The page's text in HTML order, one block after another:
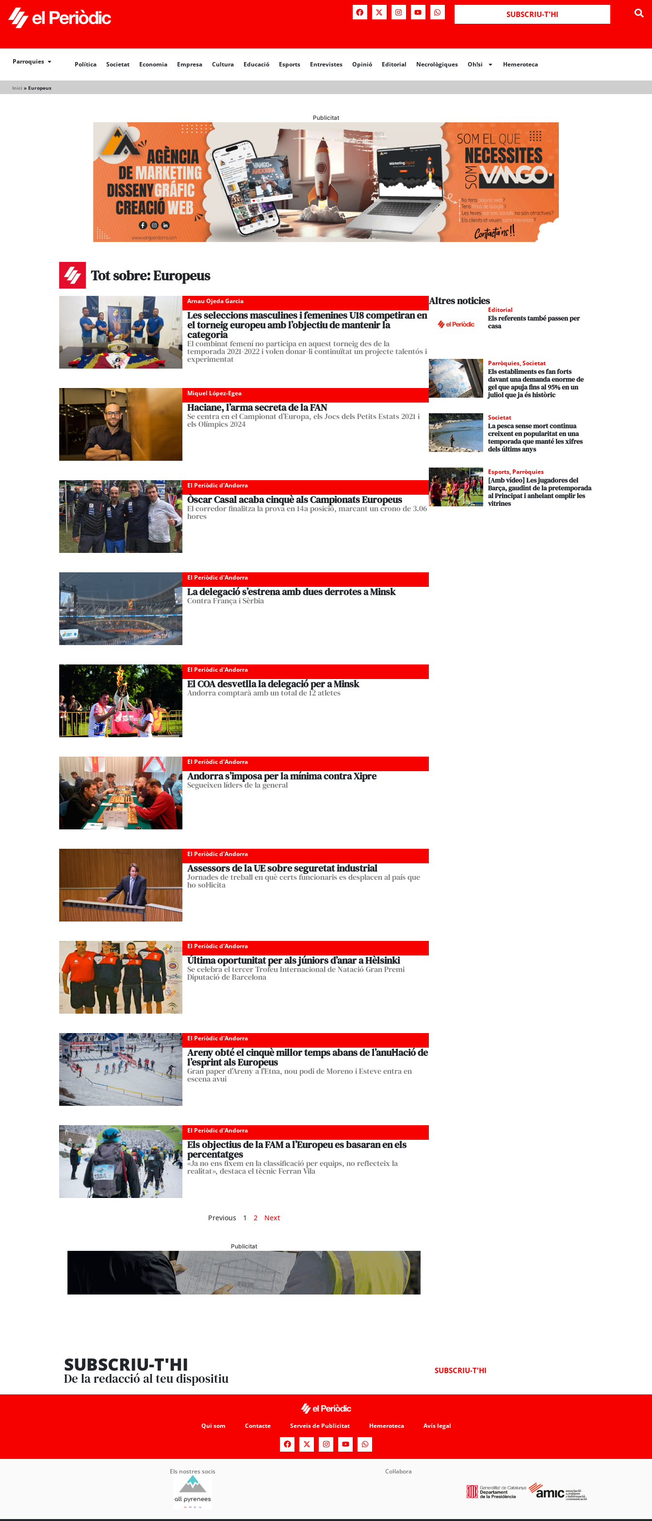
SUBSCRIU-T'HI
Parroquies Política Societat Economia Empresa Cultura Educació Esports Entrevistes Opinió Editorial Necrològiques Oh!si Hemeroteca
Inici » Europeus
Política Societat Opinió Editorial Necrològiques Hemeroteca
Publicitat
Tot sobre: Europeus
Arnau Ojeda Garcia
Les seleccions masculines i femenines U18 competiran en
el torneig europeu amb l’objectiu de mantenir la
categoria
El combinat femení no participa en aquest torneig des de la
temporada 2021-2022 i volen donar-li continuïtat un projecte talentós i
experimentat
Miquel López-Egea
Haciane, l’arma secreta de la FAN
Se centra en el Campionat d’Europa, els Jocs dels Petits Estats 2021 i
els Olímpics 2024
El Periòdic d'Andorra
Òscar Casal acaba cinquè als Campionats Europeus
El corredor finalitza la prova en 14a posició, marcant un crono de 3.06
hores
El Periòdic d'Andorra
La delegació s’estrena amb dues derrotes a Minsk
Contra França i Sèrbia
El Periòdic d'Andorra
El COA desvetlla la delegació per a Minsk
Andorra comptarà amb un total de 12 atletes
El Periòdic d'Andorra
Andorra s’imposa per la mínima contra Xipre
Segueixen líders de la general
El Periòdic d'Andorra
Assessors de la UE sobre seguretat industrial
Jornades de treball en què certs funcionaris es desplacen al país que
ho sol·licita
El Periòdic d'Andorra
Última oportunitat per als júniors d’anar a Hèlsinki
Se celebra el tercer Trofeu Internacional de Natació Gran Premi
Diputació de Barcelona
El Periòdic d'Andorra
Areny obté el cinquè millor temps abans de l’anul·lació de
l’esprint als Europeus
Gran paper d'Areny a l'Etna, nou podi de Moreno i Esteve entra en
escena avui
El Periòdic d'Andorra
Els objectius de la FAM a l’Europeu es basaran en els
percentatges
«Ja no ens fixem en la classificació per equips, no reflecteix la
realitat», destaca el tècnic Ferran Vila
Previous 1 2 Next
Publicitat
Altres noticies
Editorial
Els referents també passen per
casa
Parròquies,Societat
Els establiments es fan forts
davant una demanda enorme de
gel que apuja fins al 95% en un
juliol que ja és històric
Societat
La pesca sense mort continua
creixent en popularitat en una
temporada que manté les xifres
dels últims anys
Esports, Parròquies
[Amb vídeo] Les jugadores del
Barça, gaudint de la pretemporada
al Principat i anhelant omplir les
vitrines
SUBSCRIU-T'HI
De la redacció al teu dispositiu
SUBSCRIU-T'HI
Qui som Contacte Serveis de Publicitat Hemeroteca Avís legal
Els nostres socis Col·labora